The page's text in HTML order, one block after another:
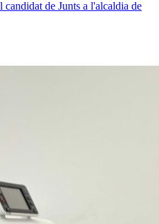
candidat de Junts a l'alcaldia de